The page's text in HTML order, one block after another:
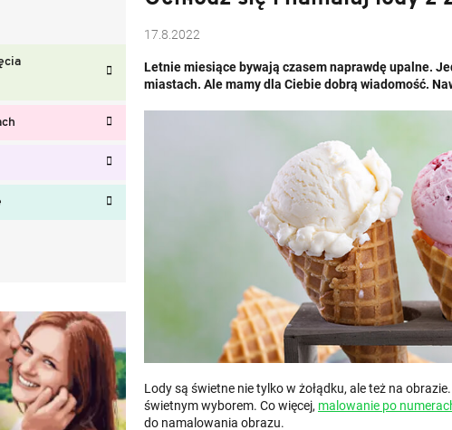
17.8.2022
Letnie miesiące bywają czasem naprawdę upalne.
miastach. Ale mamy dla Ciebie dobrą wiadomość.
Lody są świetne nie tylko w żołądku, ale też na
świetnym wyborem. Co więcej, malowanie po
do namalowania obrazu.